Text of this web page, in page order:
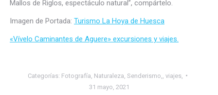
Mallos de Riglos, espectáculo natural”, compártelo.
Imagen de Portada: Turismo La Hoya de Huesca
«Vívelo Caminantes de Aguere» excursiones y viajes.
Categorías: Fotografía Naturaleza Senderismo,
viajes,
31 mayo, 2021